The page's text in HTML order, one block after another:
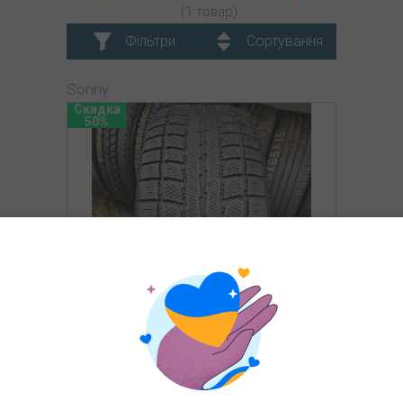
(1 товар)
Фільтри Сортування
Sonny
Скидка
50%